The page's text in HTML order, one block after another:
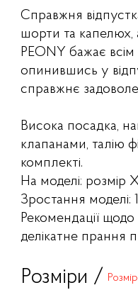
Справжня
шорти та капелюх,
PEONY бажає
опинившись у
справжнє
Висока посадка,
клапанами, талію
комплекті.
На моделі: розмір
Зростання моделі:
Рекомендації
делікатне прання
Розміри /